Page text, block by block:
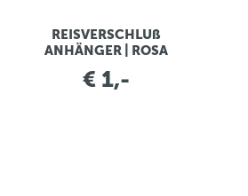
REISVERSCHLUß
ANHÄNGER | ROSA
€ 1,-